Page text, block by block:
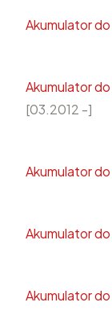
Akumulator do
Akumulator do
[03.2012 -]
Akumulator do
Akumulator do
Akumulator do